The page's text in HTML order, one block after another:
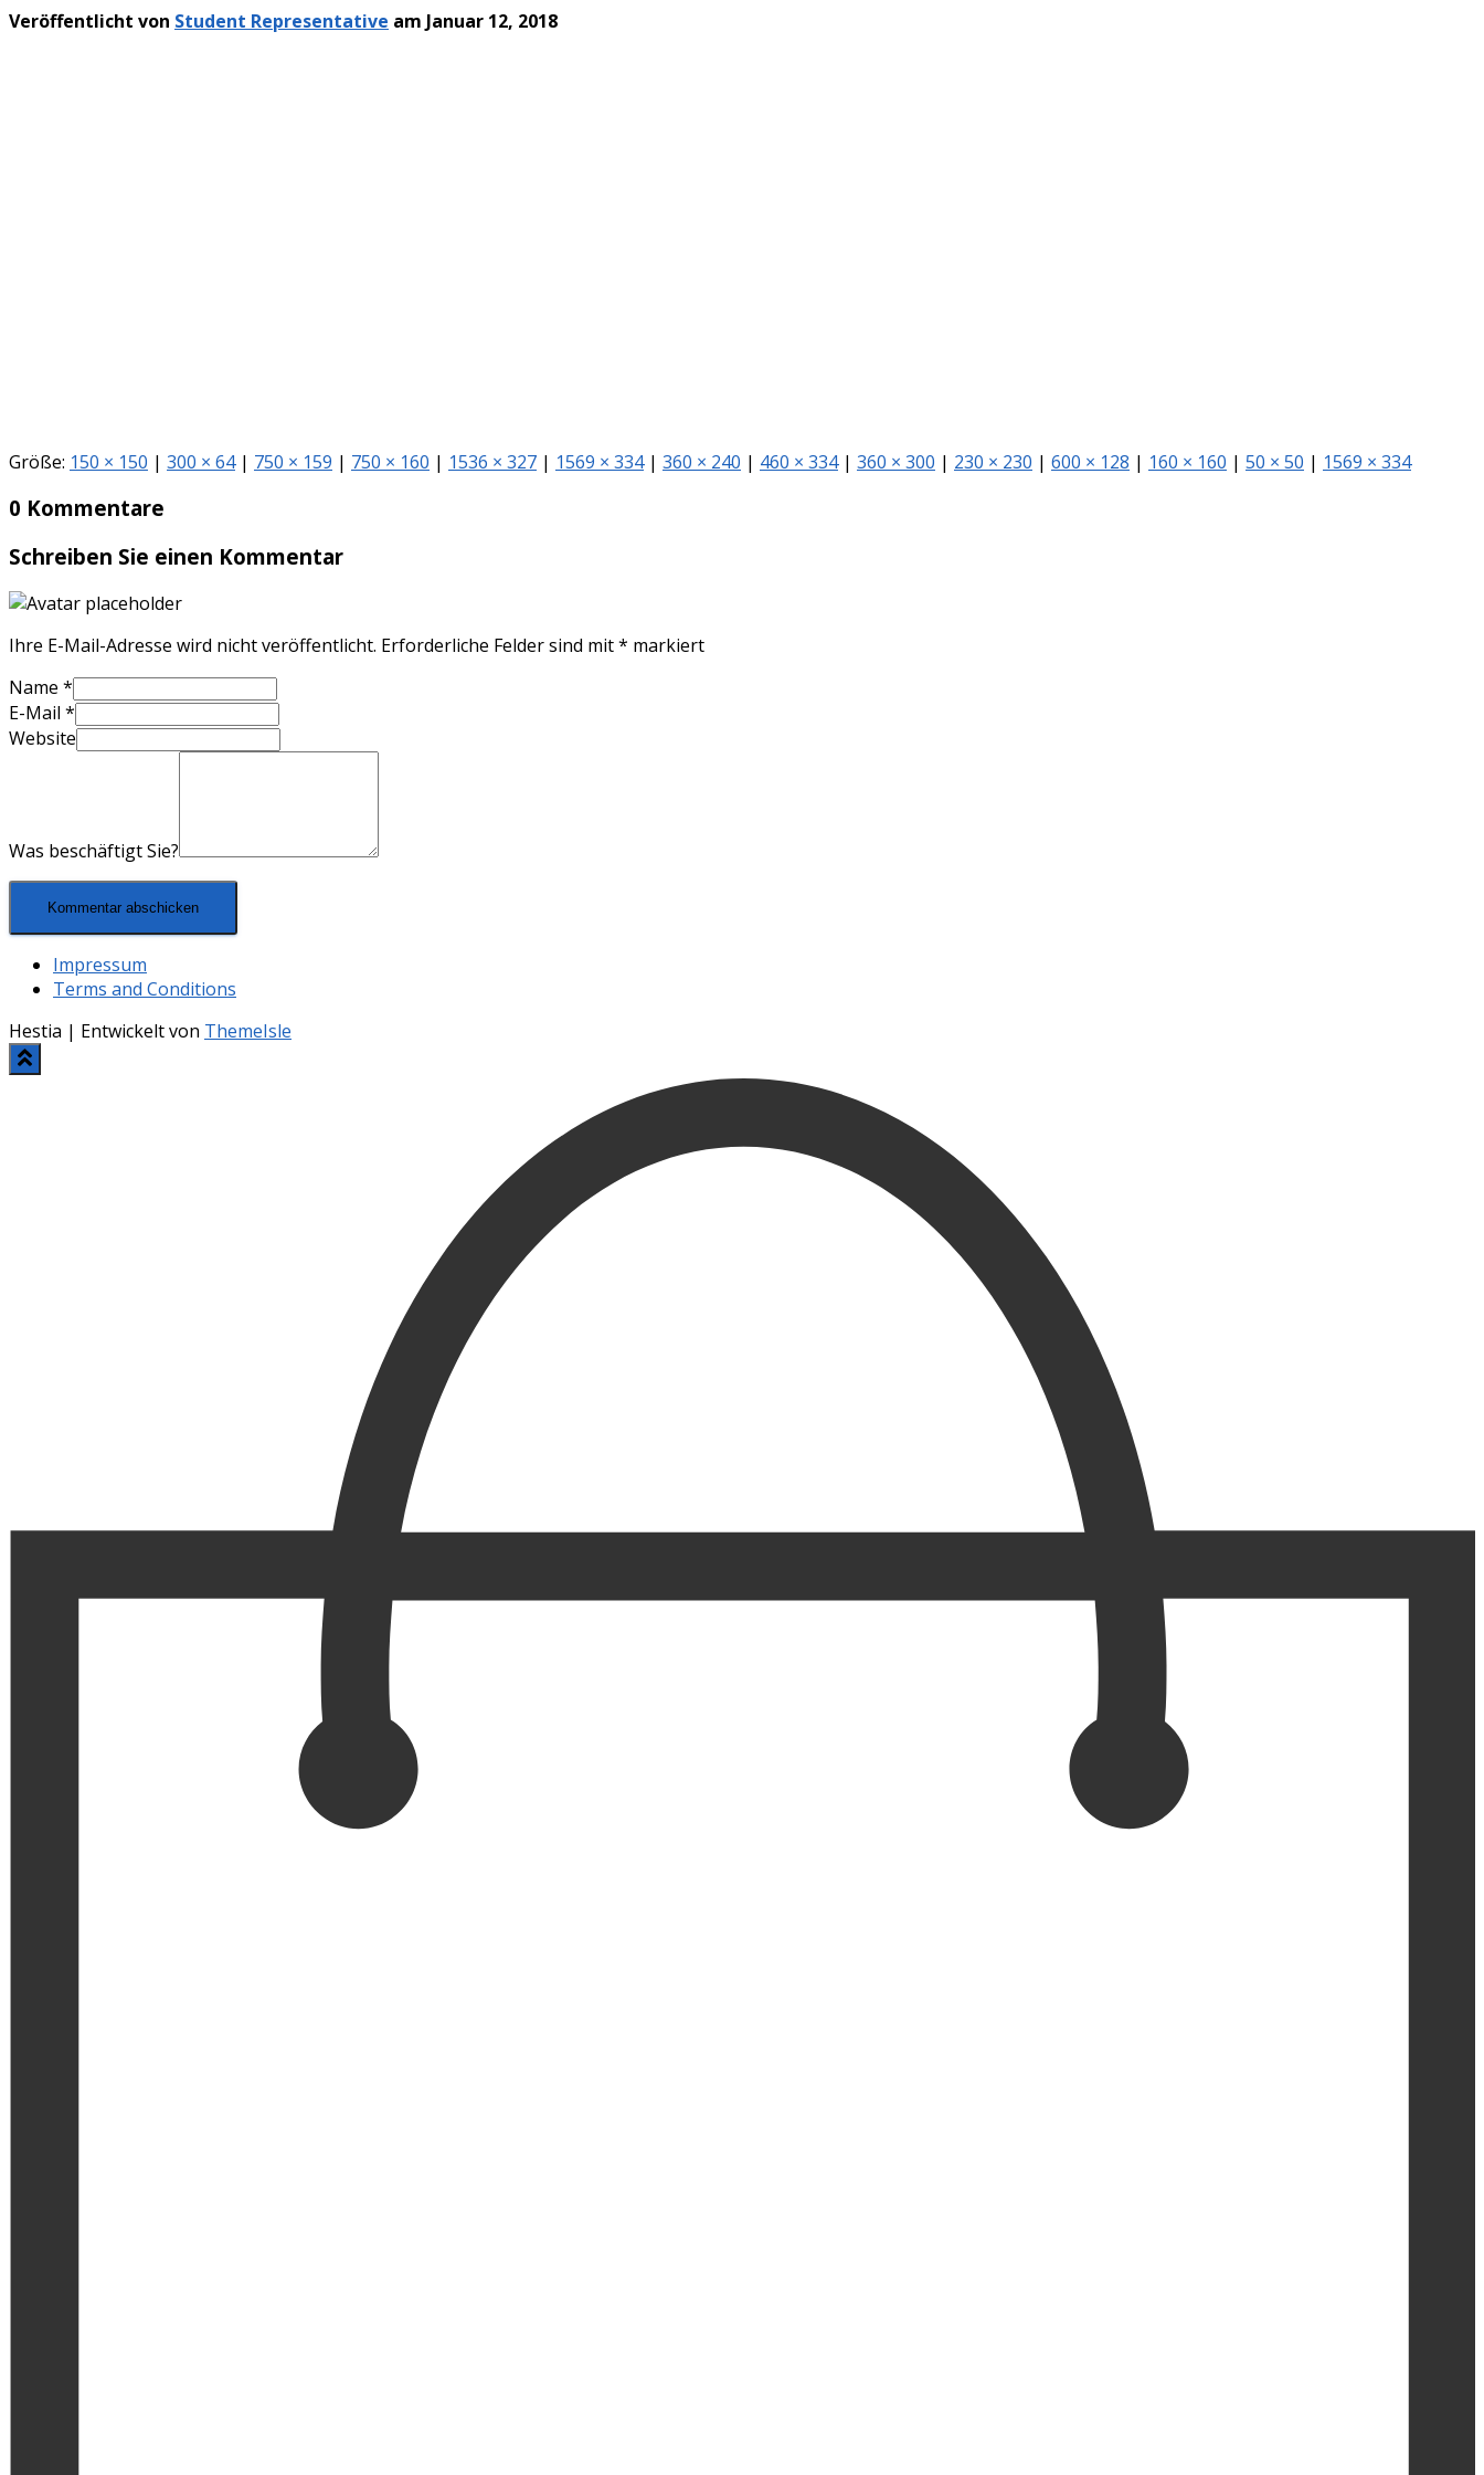
Veröffentlicht von Student Representative am Januar 12, 2018
Größe: 150 × 150 | 300 × 64 | 750 × 159 | 750 × 160 | 1536 × 327 | 1569 × 334 | 360 × 240 | 460 × 334 | 360 × 300 | 230 × 230 | 600 × 128 | 160 × 160 | 50 × 50 | 1569 × 334
0 Kommentare
Schreiben Sie einen Kommentar
Ihre E-Mail-Adresse wird nicht veröffentlicht. Erforderliche Felder sind mit* markiert
Name *
E-Mail *
Website
Was beschäftigt Sie?
Impressum
Terms and Conditions
Hestia | Entwickelt von ThemeIsle